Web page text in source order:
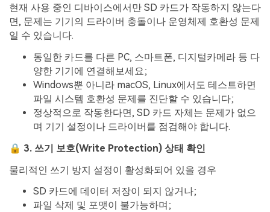
현재 사용 중인 디바이스에서만 SD 카드가 작동하지 않는다
면, 문제는 기기의 드라이버 충돌이나 운영체제 호환성 문제
일 수 있습니다.
동일한 카드를 다른 PC, 스마트폰, 디지털카메라 등 다
양한 기기에 연결해보세요;
Windows뿐 아니라 macOS, Linux에서도 테스트하면
파일 시스템 호환성 문제를 진단할 수 있습니다;
정상적으로 작동한다면, SD 카드 자체는 문제가 없으
며 기기 설정이나 드라이버를 점검해야 합니다.
🔒 3. 쓰기 보호(Write Protection) 상태 확인
물리적인 쓰기 방지 설정이 활성화되어 있을 경우
SD 카드에 데이터 저장이 되지 않거나;
파일 삭제 및 포맷이 불가능하며;